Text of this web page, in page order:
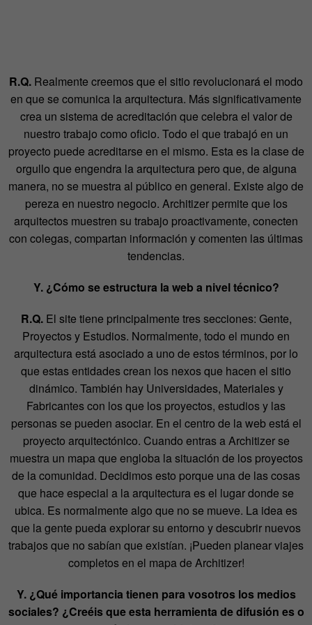
R.Q. Realmente creemos que el sitio revolucionará el modo
en que se comunica la arquitectura. Más significativamente
crea un sistema de acreditación que celebra el valor de
nuestro trabajo como oficio. Todo el que trabajó en un
proyecto puede acreditarse en el mismo. Esta es la clase de
orgullo que engendra la arquitectura pero que, de alguna
manera, no se muestra al público en general. Existe algo de
pereza en nuestro negocio. Architizer permite que los
arquitectos muestren su trabajo proactivamente, conecten
con colegas, compartan información y comenten las últimas
tendencias.
Y. ¿Cómo se estructura la web a nivel técnico?
R.Q.El site tiene principalmente tres secciones: Gente,
Proyectos y Estudios. Normalmente, todo el mundo en
arquitectura está asociado a uno de estos términos, por lo
que estas entidades crean los nexos que hacen el sitio
dinámico. También hay Universidades, Materiales y
Fabricantes con los que los proyectos, estudios y las
personas se pueden asociar. En el centro de la web está el
proyecto arquitectónico. Cuando entras a Architizer se
muestra un mapa que engloba la situación de los proyectos
de la comunidad. Decidimos esto porque una de las cosas
que hace especial a la arquitectura es el lugar donde se
ubica. Es normalmente algo que no se mueve. La idea es
que la gente pueda explorar su entorno y descubrir nuevos
trabajos que no sabían que existían. ¡Pueden planear viajes
completos en el mapa de Architizer!
Y. ¿Qué importancia tienen para vosotros los medios
sociales? ¿Creéis que esta herramienta de difusión es o